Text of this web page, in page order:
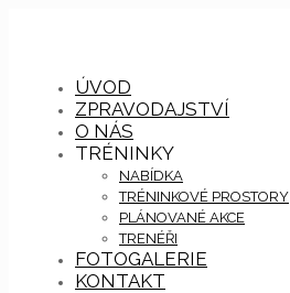
ÚVOD
ZPRAVODAJSTVÍ
O NÁS
TRÉNINKY
NABÍDKA
TRÉNINKOVÉ PROSTORY
PLÁNOVANÉ AKCE
TRENÉŘI
FOTOGALERIE
KONTAKT